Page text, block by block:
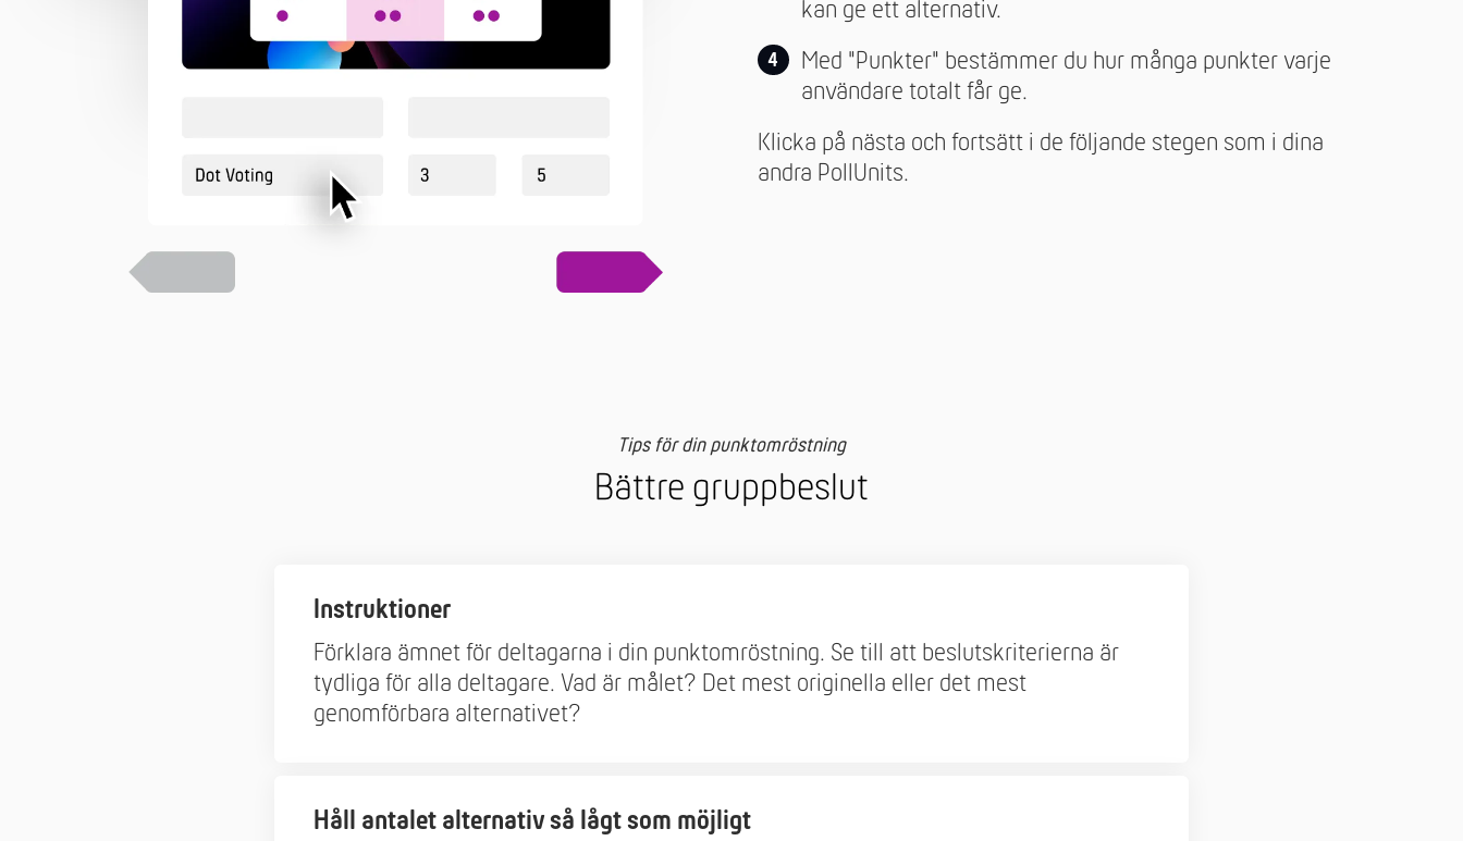
kan ge ett alternativ.
Med "Punkter" bestämmer du hur många punkter varje
användare totalt får ge.
Klicka på nästa och fortsätt i de följande stegen som i dina
andra PollUnits.
Tips för din punktomröstning
Bättre gruppbeslut
Instruktioner
Förklara ämnet för deltagarna i din punktomröstning. Se till att beslutskriterierna är
tydliga för alla deltagare. Vad är målet? Det mest originella eller det mest
genomförbara alternativet?
Håll antalet alternativ så lågt som möjligt